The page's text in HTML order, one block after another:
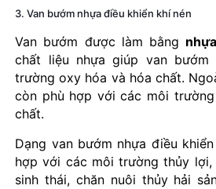
3. Van bướm nhựa điều khiển khí nén
Van bướm được làm bằng
chất liệu nhựa giúp van
trường oxy hóa và hóa chất.
còn phù hợp với các môi
chất.
Dạng van bướm nhựa điều
hợp với các môi trường thủy
sinh thái, chăn nuôi thủy hải